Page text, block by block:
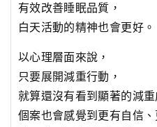
有效改善睡眠品質，
白天活動的精神也會更好。
以心理層面來說，
只要展開減重行動，
就算還沒有看到顯著的減重
個案也會感覺到更有自信、